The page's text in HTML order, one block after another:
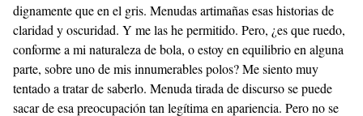
dignamente que en el gris. Menudas artimañas esas historias de
claridad y oscuridad. Y me las he permitido. Pero, ¿es que ruedo,
conforme a mi naturaleza de bola, o estoy en equilibrio en alguna
parte, sobre uno de mis innumerables polos? Me siento muy
tentado a tratar de saberlo. Menuda tirada de discurso se puede
sacar de esa preocupación tan legítima en apariencia. Pero no se